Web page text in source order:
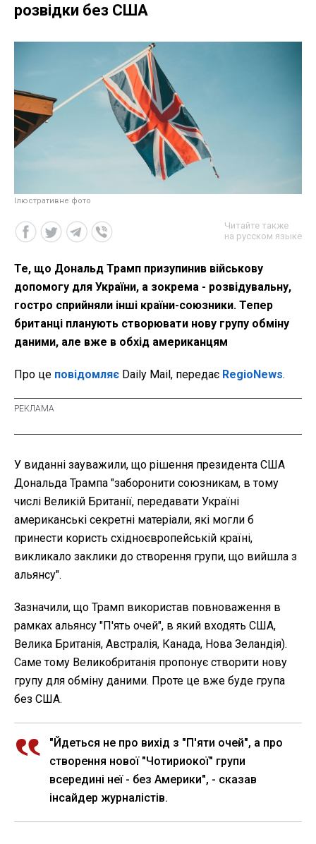
розвідки без США
Ілюстративне фото
Читайте также
на русском языке
Те, що Дональд Трамп призупинив військову
допомогу для України, а зокрема - розвідувальну,
гостро сприйняли інші країни-союзники. Тепер
британці планують створювати нову групу обміну
даними, але вже в обхід американцям
Про це повідомляє Daily Mail, передає RegioNews.
У виданні зауважили, що рішення президента США
Дональда Трампа "заборонити союзникам, в тому
числі Великій Британії, передавати Україні
американські секретні матеріали, які могли б
принести користь східноєвропейській країні,
викликало заклики до створення групи, що вийшла з
альянсу".
Зазначили, що Трамп використав повноваження в
рамках альянсу "П'ять очей", в який входять США,
Велика Британія, Австралія, Канада, Нова Зеландія).
Саме тому Великобританія пропонує створити нову
групу для обміну даними. Проте це вже буде група
без США.
"Йдеться не про вихід з "П'яти очей", а про
створення нової "Чотириокої" групи
всередині неї - без Америки", - сказав
інсайдер журналістів.